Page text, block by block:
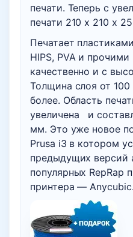
печати. Теперь с
печати 210 х 210 х
Печатает
HIPS, PVA и
качественно и с
Толщина слоя от
более. Область
увеличена и
мм. Это уже новое
Prusa i3 в котором
предыдущих версий
популярных RepRap
принтера — Anycubic.